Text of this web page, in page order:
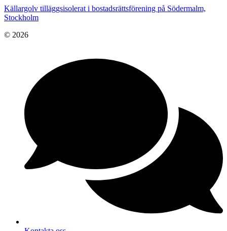
Källargolv tilläggsisolerat i bostadsrättsförening på Södermalm,
Stockholm
© 2026